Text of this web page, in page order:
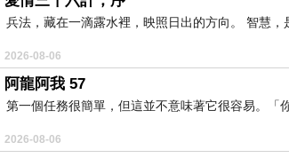
兵法，藏在一滴露水裡，映照日出的方向。 智慧
2026-08-06
阿龍阿我 57
第一個任務很簡單，但這並不意味著它很容易。「
2026-08-06